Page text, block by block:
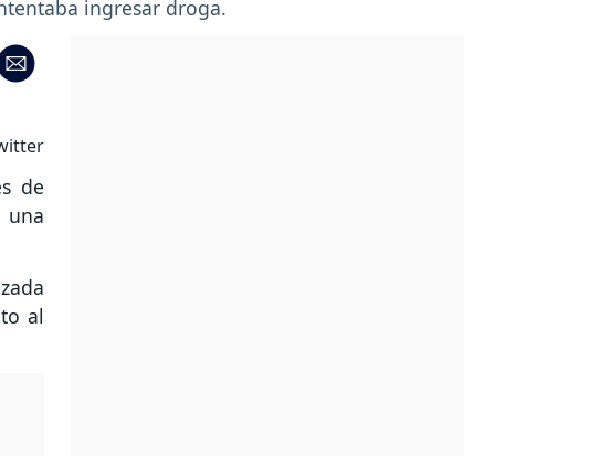
ingresar droga.
de
al